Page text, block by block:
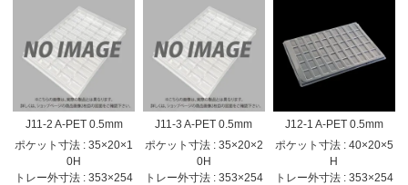
J11-2 A-PET 0.5mm
ポケット寸法 : 35×20×1
0H
トレー外寸法 : 353×254
J11-3 A-PET 0.5mm
ポケット寸法 : 35×20×2
0H
トレー外寸法 : 353×254
J12-1 A-PET 0.5mm
ポケット寸法 : 40×20×5
H
トレー外寸法 : 353×254